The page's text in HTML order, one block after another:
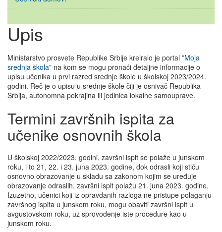
Upis
Ministarstvo prosvete Republike Srbije kreiralo je portal ”Moja
srednja škola” na kom se mogu pronaći detaljne informacije o
upisu učenika u prvi razred srednje škole u školskoj 2023/2024.
godini. Reč je o upisu u srednje škole čiji je osnivač Republika
Srbija, autonomna pokrajina ili jedinica lokalne samouprave.
Termini završnih ispita za
učenike osnovnih škola
U školskoj 2022/2023. godini, završni ispit se polaže u junskom
roku, i to 21, 22. i 23. juna 2023. godine, dok odrasli koji stiču
osnovno obrazovanje u skladu sa zakonom kojim se uređuje
obrazovanje odraslih, završni ispit polažu 21. juna 2023. godine.
Izuzetno, učenici koji iz opravdanih razloga ne pristupe polaganju
završnog ispita u junskom roku, mogu obaviti završni ispit u
avgustovskom roku, uz sprovođenje iste procedure kao u
junskom roku.